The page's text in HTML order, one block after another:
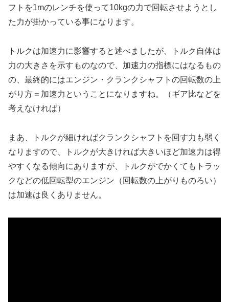
フトを1mのレンチを使って10kgの力で回転させようとし
た力が掛かっている事になります。
トルクは加速力に影響すると述べましたが、トルク自体は
力の大きさを示すものなので、加速力の指標にはなるもの
の、最終的にはエンジン・クランクシャフトの回転数の上
がり方＝加速力ということになりますね。（ギア比などを
考えなければ）
まあ、トルクが細ければクランクシャフトを回す力も弱く
なりますので、トルクが大きければ大きいほど加速力は得
やすくなる傾向にありますが、トルクがでかくてもトラッ
クなどの低回転型のエンジン（回転数の上がりものろい）
は加速は良くありません。